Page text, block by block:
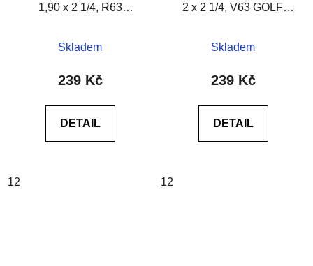
1,90 x 2 1/4, R63
Skladem
239 Kč
DETAIL
12
2 x 2 1/4, V63 GOLF,
Skladem
239 Kč
DETAIL
12